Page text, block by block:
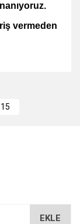
vermeden
EKLE